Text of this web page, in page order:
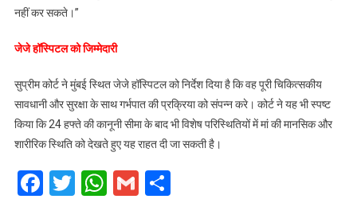
नहीं कर सकते।”
​जेजे हॉस्पिटल को जिम्मेदारी
सुप्रीम कोर्ट ने मुंबई स्थित जेजे हॉस्पिटल को निर्देश दिया है कि वह पूरी चिकित्सकीय
सावधानी और सुरक्षा के साथ गर्भपात की प्रक्रिया को संपन्न करे। कोर्ट ने यह भी स्पष्ट
किया कि 24 हफ्ते की कानूनी सीमा के बाद भी विशेष परिस्थितियों में मां की मानसिक और
शारीरिक स्थिति को देखते हुए यह राहत दी जा सकती है।
Facebook
Twitter
WhatsApp
GmailShare